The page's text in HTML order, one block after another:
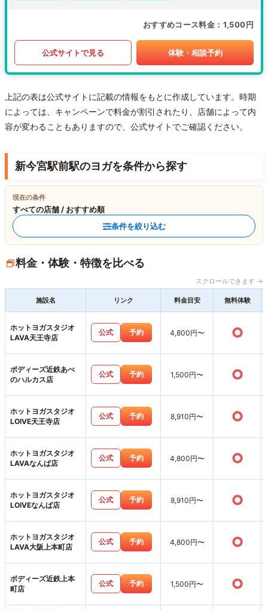
おすすめコース料金 1,500円
公式サイトで見る 体験・相談予約
上記の表は公式サイトに記載の情報をもとに作成しています。時期
によっては、キャンペーンで料金が割引されたり、店舗によって内
容が変わることもありますので、公式サイトでご確認ください。
新今宮駅前駅のヨガを条件から探す
現在の条件
すべての店舗 / おすすめ順
条件を絞り込む
料金・体験・特徴を比べる
スクロールできます →
施設名 リンク 料金目安 無料体験
ホットヨガスタジオ
LAVA天王寺店
公式 予約 4,800円〜 ○
ボディーズ近鉄あべ
のハルカス店
公式 予約 1,500円〜 ○
ホットヨガスタジオ
LOIVE天王寺店
公式 予約 8,910円〜 ○
ホットヨガスタジオ
LAVAなんば店
公式 予約 4,800円〜 ○
ホットヨガスタジオ
LOIVEなんば店
公式 予約 8,910円〜 ○
ホットヨガスタジオ
LAVA大阪上本町店
公式 予約 4,800円〜 ○
ボディーズ近鉄上本
町店
公式 予約 1,500円〜 ○